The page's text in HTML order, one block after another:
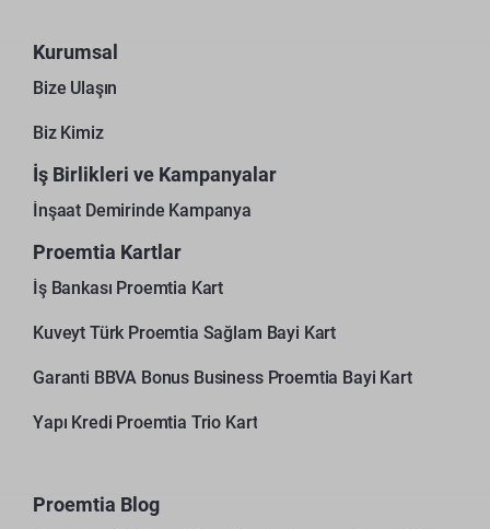
Kurumsal
Bize Ulaşın
Biz Kimiz
İş Birlikleri ve Kampanyalar
İnşaat Demirinde Kampanya
Proemtia Kartlar
İş Bankası Proemtia Kart
Kuveyt Türk Proemtia Sağlam Bayi Kart
Garanti BBVA Bonus Business Proemtia Bayi Kart
Yapı Kredi Proemtia Trio Kart
Proemtia Blog